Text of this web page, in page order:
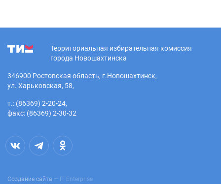
Территориальная избирательная комиссия
города Новошахтинска
346900 Ростовская область, г.Новошахтинск,
ул. Харьковская, 58,
т.: (86369) 2-20-24,
факс: (86369) 2-30-32
Создание сайта — IT Enterprise